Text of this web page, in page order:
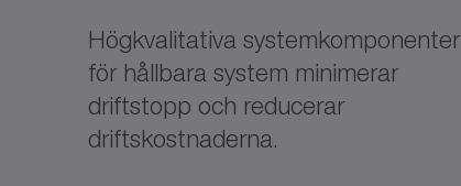
Högkvalitativa systemkomponenter
för hållbara system minimerar
driftstopp och reducerar
driftskostnaderna.